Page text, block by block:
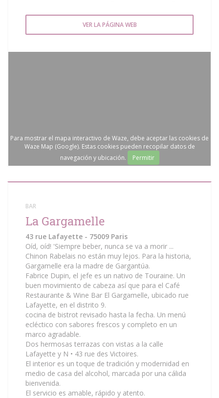
VER LA PÁGINA WEB
Para mostrar el mapa interactivo de Waze, debe aceptar las cookies de
Waze Map (Google). Estas cookies pueden recopilar datos de
navegación y ubicación.
Permitir
BAR
La Gargamelle
43 rue Lafayette - 75009 Paris
Oíd, oíd! 'Siempre beber, nunca se va a morir ...
Chinon Rabelais no están muy lejos. Para la historia,
Gargamelle era la madre de Gargantúa.
Fabrice Dupin, el jefe es un nativo de Touraine. Un
buen movimiento de cabeza así que para el Café
Restaurante & Wine Bar El Gargamelle, ubicado rue
Lafayette, en el distrito 9.
cocina de bistrot revisado hasta la fecha. Un menú
ecléctico con sabores frescos y completo en un
marco agradable.
Dos hermosas terrazas con vistas a la calle
Lafayette y N • 43 rue des Victoires.
El interior es un toque de tradición y modernidad en
medio de casa del alcohol, marcada por una cálida
bienvenida.
El servicio es amable, rápido y atento.